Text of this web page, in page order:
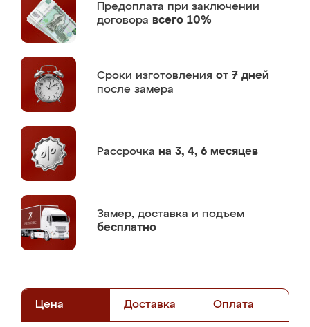
Предоплата при заключении
договора всего 10%
Сроки изготовления от 7 дней
после замера
Рассрочка на 3, 4, 6 месяцев
Замер, доставка и подъем
бесплатно
Цена Доставка Оплата